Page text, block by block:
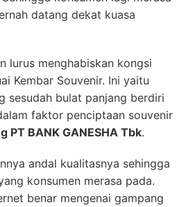
datang dekat kuasa
lurus menghabiskan kongsi
Kembar Souvenir. Ini yaitu
sesudah bulat panjang berdiri
faktor penciptaan souvenir
PT BANK GANESHA Tbk.
andal kualitasnya sehingga
konsumen merasa pada.
benar mengenai gampang